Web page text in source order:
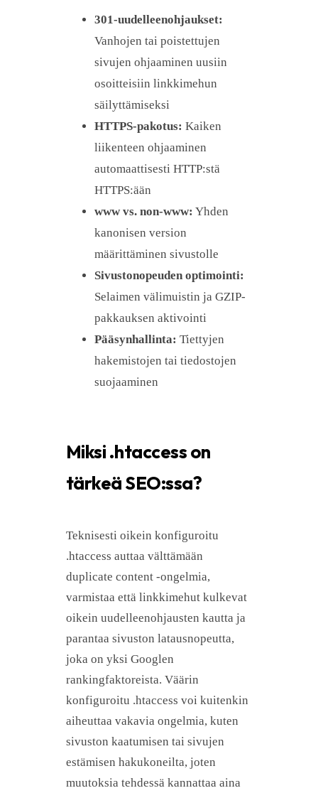
301-uudelleenohjaukset:
Vanhojen tai poistettujen
sivujen ohjaaminen uusiin
osoitteisiin linkkimehun
säilyttämiseksi
HTTPS-pakotus: Kaiken
liikenteen ohjaaminen
automaattisesti HTTP:stä
HTTPS:ään
www vs. non-www: Yhden
kanonisen version
määrittäminen sivustolle
Sivustonopeuden optimointi:
Selaimen välimuistin ja GZIP-
pakkauksen aktivointi
Pääsynhallinta: Tiettyjen
hakemistojen tai tiedostojen
suojaaminen
Miksi .htaccess on
tärkeä SEO:ssa?
Teknisesti oikein konfiguroitu
.htaccess auttaa välttämään
duplicate content -ongelmia,
varmistaa että linkkimehut kulkevat
oikein uudelleenohjausten kautta ja
parantaa sivuston latausnopeutta,
joka on yksi Googlen
rankingfaktoreista. Väärin
konfiguroitu .htaccess voi kuitenkin
aiheuttaa vakavia ongelmia, kuten
sivuston kaatumisen tai sivujen
estämisen hakukoneilta, joten
muutoksia tehdessä kannattaa aina